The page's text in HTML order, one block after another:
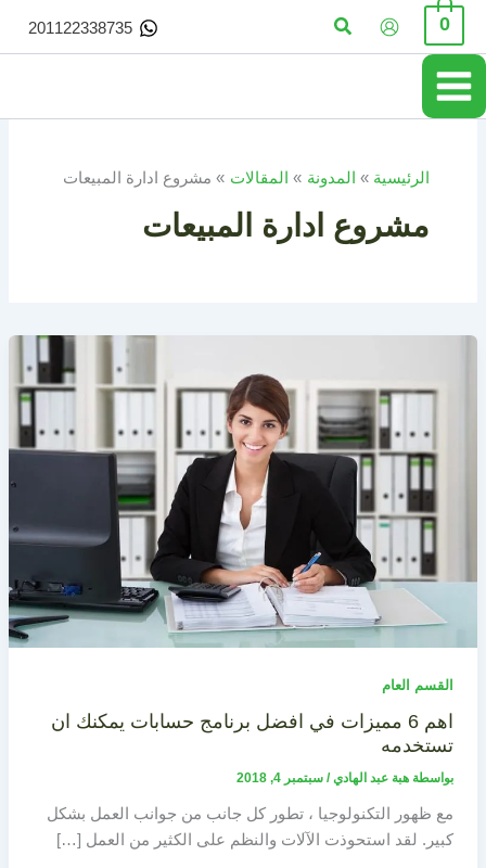
تخطي
المحتوى
0 البحث 201122338735
الرئيسية المدونة المقالات مشروع ادارة المبيعات
مشروع ادارة المبيعات
القسم العام
اهم 6 مميزات في افضل برنامج حسابات يمكنك ان
تستخدمه
بواسطة هبة عبد الهادي/ سبتمبر 4, 2018
مع ظهور التكنولوجيا ، تطور كل جانب من جوانب العمل بشكل
كبير. لقد استحوذت الآلات والنظم على الكثير من العمل […]